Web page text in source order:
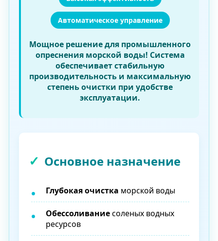
Автоматическое управление
Мощное решение для промышленного
опреснения морской воды! Система
обеспечивает стабильную
производительность и максимальную
степень очистки при удобстве
эксплуатации.
Основное назначение
Глубокая очистка морской воды
Обессоливаниесоленых водных
ресурсов